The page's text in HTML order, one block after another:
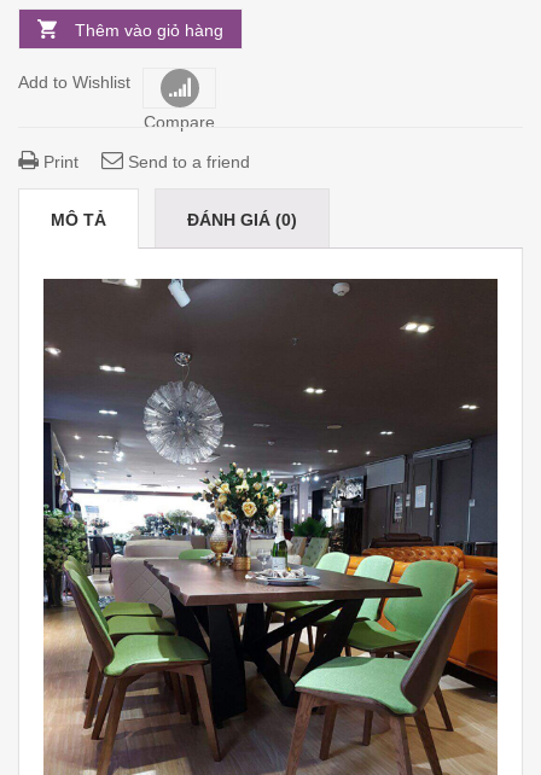
Thêm vào giỏ hàng
Add to Wishlist
Compare
Print Send to a friend
MÔ TẢ ĐÁNH GIÁ (0)